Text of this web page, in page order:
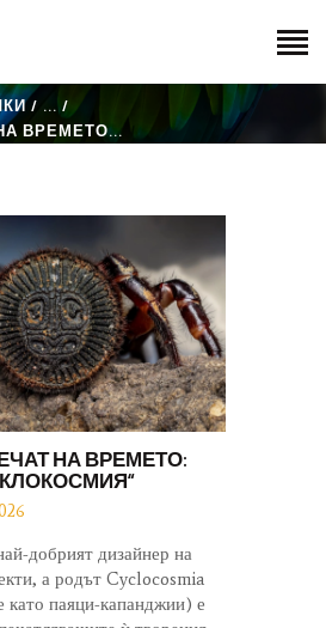
...
ВРЕМЕТО...
НА ВРЕМЕТО:
добрият дизайнер на
а родът Cyclocosmia
като паяци-капанджии) е